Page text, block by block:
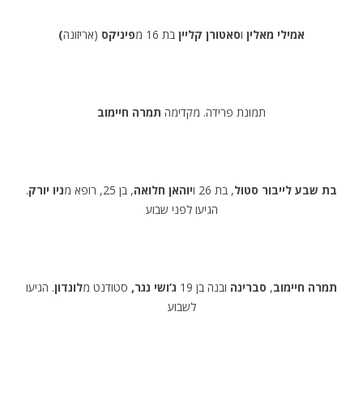
(אמילי מאלין וסאטורן קליין בת 16 מ פיניקס (אריזונה
תמונת פרידה. מקדימה תמרה חיימוב
בת שבע לייבור סטול, בת 26 ו יוהאן חלואה, בן 25, רופא מ ניו יורק.
הגיעו לפני שבוע
תמרה חיימוב, סברינה ובנה בן 19 ג’ושי נגר, סטודנט מלונדון. הגיעו
לשבוע